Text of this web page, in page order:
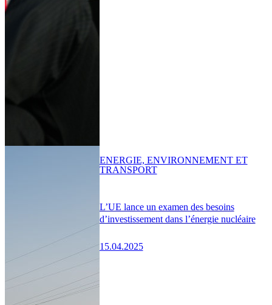
L’UE lance un examen des besoins
d’investissement dans l’énergie nucléaire
15.04.2025
ENERGIE, ENVIRONNEMENT ET
TRANSPORT